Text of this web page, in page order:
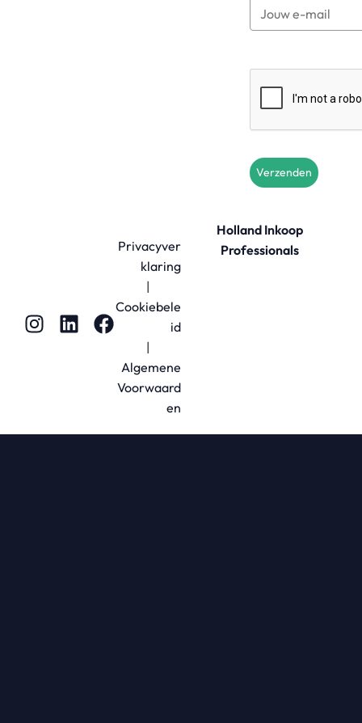
Verzenden
Holland Inkoop
Professionals
Privacyver
klaring
|
Cookiebele
id
|
Algemene
Voorwaard
en